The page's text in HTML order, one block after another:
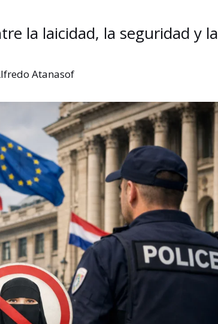
la laicidad, la seguridad y la
Atanasof